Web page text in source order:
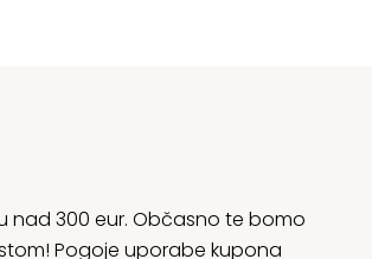
nad 300 eur. Občasno te bomo
Pogoje uporabe kupona